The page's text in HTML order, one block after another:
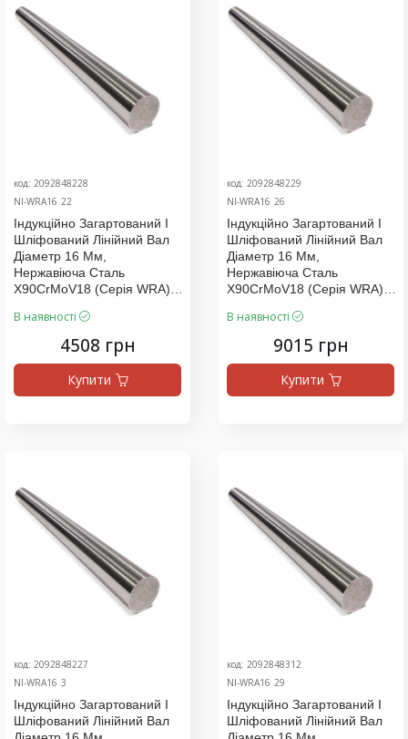
код: 2092848228
NI-WRA16_22
Індукційно Загартований І
Шліфований Лінійний Вал
Діаметр 16 Мм,
Нержавіюча Сталь
X90CrMoV18 (серія WRA),
В наявності
4508 грн
Купити
код: 2092848229
NI-WRA16_26
Індукційно Загартований І
Шліфований Лінійний Вал
Діаметр 16 Мм,
Нержавіюча Сталь
X90CrMoV18 (серія WRA),
В наявності
9015 грн
Купити
код: 2092848227
NI-WRA16_3
Індукційно Загартований І
Шліфований Лінійний Вал
код: 2092848312
NI-WRA16_29
Індукційно Загартований І
Шліфований Лінійний Вал